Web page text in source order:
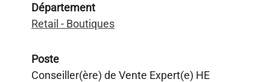
Département
Retail - Boutiques
Poste
Conseiller(ère) de Vente Expert(e) HE